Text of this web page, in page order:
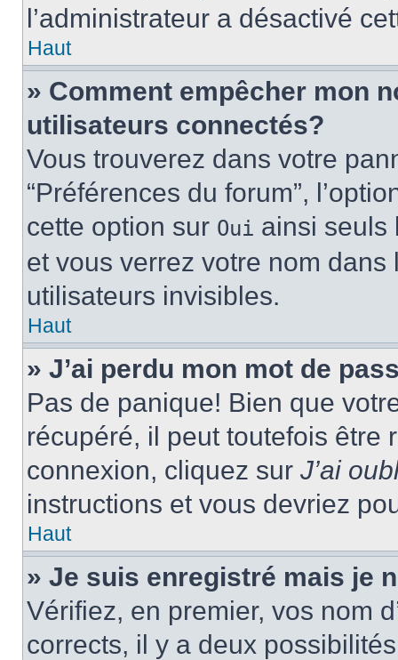
l’administrateur a désactivé
Haut
» Comment empêcher mon
utilisateurs connectés?
Vous trouverez dans votre
“Préférences du forum”,
cette option sur Oui ainsi seuls
et vous verrez votre nom
utilisateurs invisibles.
Haut
» J’ai perdu mon mot de
Pas de panique! Bien que
récupéré, il peut toutefois être
connexion, cliquez sur J’ai
instructions et vous devriez
Haut
» Je suis enregistré mais je
Vérifiez, en premier, vos nom
corrects, il y a deux